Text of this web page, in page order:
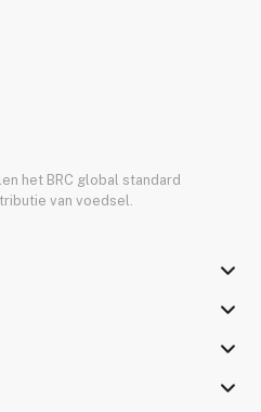
het BRC global standard
van voedsel.